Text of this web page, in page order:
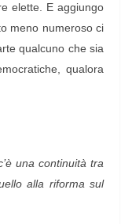
elette. E aggiungo
meno numeroso ci
qualcuno che sia
qualora
una continuità tra
alla riforma sul